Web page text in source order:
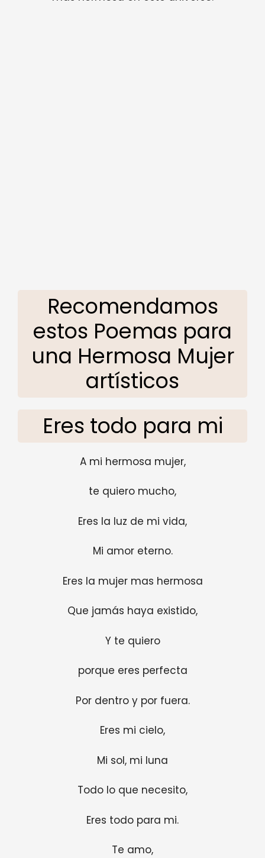
Recomendamos
estos Poemas para
una Hermosa Mujer
artísticos
Eres todo para mi
A mi hermosa mujer,
te quiero mucho,
Eres la luz de mi vida,
Mi amor eterno.
Eres la mujer mas hermosa
Que jamás haya existido,
Y te quiero
porque eres perfecta
Por dentro y por fuera.
Eres mi cielo,
Mi sol, mi luna
Todo lo que necesito,
Eres todo para mi.
Te amo,